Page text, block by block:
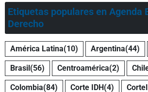
Etiquetas populares en Agenda
Derecho
América Latina(10) Argentina(44)
Brasil (56) Centroamérica(2)
Colombia(84) Corte IDH (4)